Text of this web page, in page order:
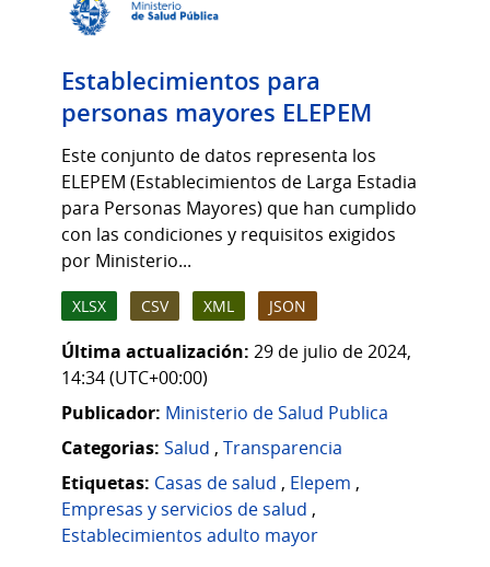
Establecimientos para
personas mayores ELEPEM
Este conjunto de datos representa los
ELEPEM (Establecimientos de Larga Estadia
para Personas Mayores) que han cumplido
con las condiciones y requisitos exigidos
por Ministerio...
XLSX CSV XML JSON
Última actualización: 29 de julio de 2024,
14:34 (UTC+00:00)
Publicador: Ministerio de Salud Publica
Categorias: Salud , Transparencia
Etiquetas: Casas de salud , Elepem ,
Empresas y servicios de salud ,
Establecimientos adulto mayor